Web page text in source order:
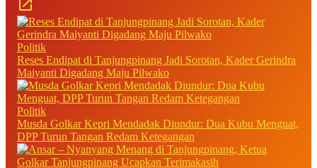
Politik
Reses Endipat di Tanjungpinang Jadi Sorotan, Kader Gerindra
Maiyanti Digadang Maju Pilwako
Politik
Musda Golkar Kepri Mendadak Diundur: Dua Kubu Menguat,
DPP Turun Tangan Redam Ketegangan